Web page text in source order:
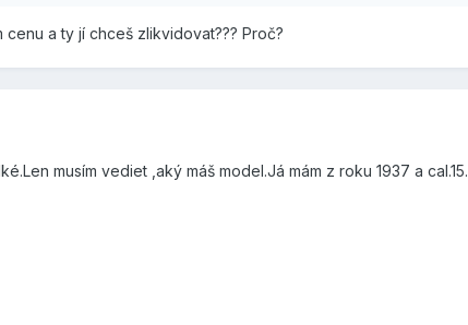
a ty jí chceš zlikvidovat??? Proč?
musím vediet ,aký máš model.Já mám z roku 1937 a